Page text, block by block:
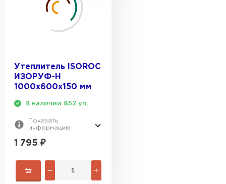
Утеплитель ISOROC
ИЗОРУФ-Н
1000х600х150 мм
В наличии 852 уп.
Показать
информацию
1 795 ₽